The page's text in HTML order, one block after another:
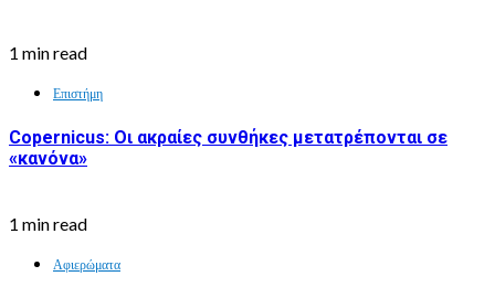
1 min read
Επιστήμη
Copernicus: Οι ακραίες συνθήκες μετατρέπονται σε
«κανόνα»
1 min read
Αφιερώματα